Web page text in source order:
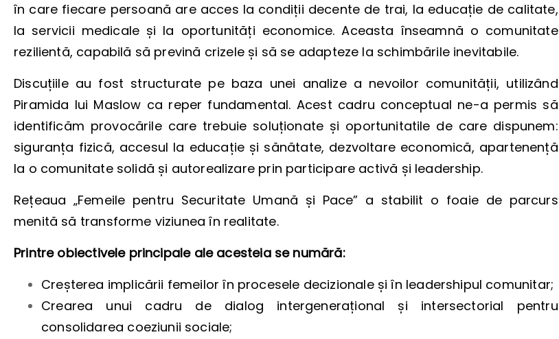
în care fiecare persoană are acces la condiții decente de trai, la educație de calitate,
la servicii medicale și la oportunități economice. Aceasta înseamnă o comunitate
rezilientă, capabilă să prevină crizele și să se adapteze la schimbările inevitabile.
Discuțiile au fost structurate pe baza unei analize a nevoilor comunității, utilizând
Piramida lui Maslow ca reper fundamental. Acest cadru conceptual ne-a permis să
identificăm provocările care trebuie soluționate și oportunitatile de care dispunem:
siguranța fizică, accesul la educație și sănătate, dezvoltare economică, apartenență
la o comunitate solidă și autorealizare prin participare activă și leadership.
Rețeaua „Femeile pentru Securitate Umană și Pace” a stabilit o foaie de parcurs
menită să transforme viziunea în realitate.
Printre obiectivele principale ale acesteia se numără:
Creșterea implicării femeilor în procesele decizionale și în leadershipul comunitar;
Crearea unui cadru de dialog intergenerațional și intersectorial pentru
consolidarea coeziunii sociale;